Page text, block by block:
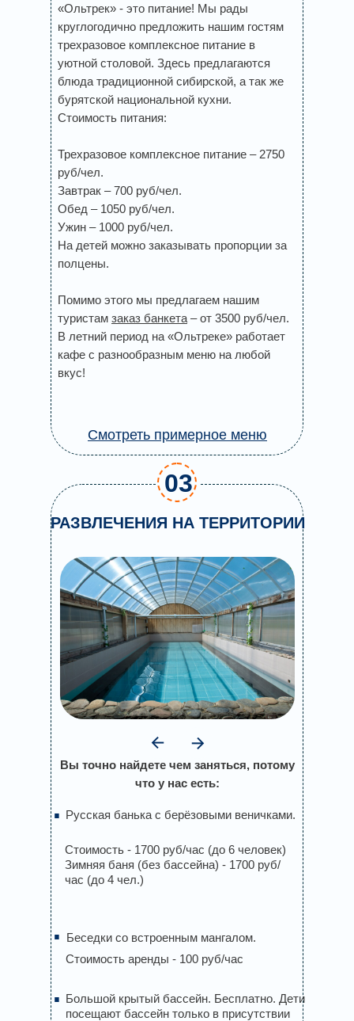
«Ольтрек» - это питание! Мы рады
круглогодично предложить нашим гостям
трехразовое комплексное питание в
уютной столовой. Здесь предлагаются
блюда традиционной сибирской, а так же
бурятской национальной кухни.
Стоимость питания:
Трехразовое комплексное питание – 2750
руб/чел.
Завтрак – 700 руб/чел.
Обед – 1050 руб/чел.
Ужин – 1000 руб/чел.
На детей можно заказывать пропорции за
полцены.
Помимо этого мы предлагаем нашим
туристам заказ банкета – от 3500 руб/чел.
В летний период на «Ольтреке» работает
кафе с разнообразным меню на любой
вкус!
Смотреть примерное меню
Вы точно найдете чем заняться, потому
что у нас есть:
РАЗВЛЕЧЕНИЯ НА ТЕРРИТОРИИ
03
Стоимость - 1700 руб/час (до 6 человек)
Зимняя баня (без бассейна) - 1700 руб/
час (до 4 чел.)
Беседки со встроенным мангалом.
Стоимость аренды - 100 руб/час
Русская банька с берёзовыми веничками.
Большой крытый бассейн. Бесплатно. Дети
посещают бассейн только в присутствии
.
.
.